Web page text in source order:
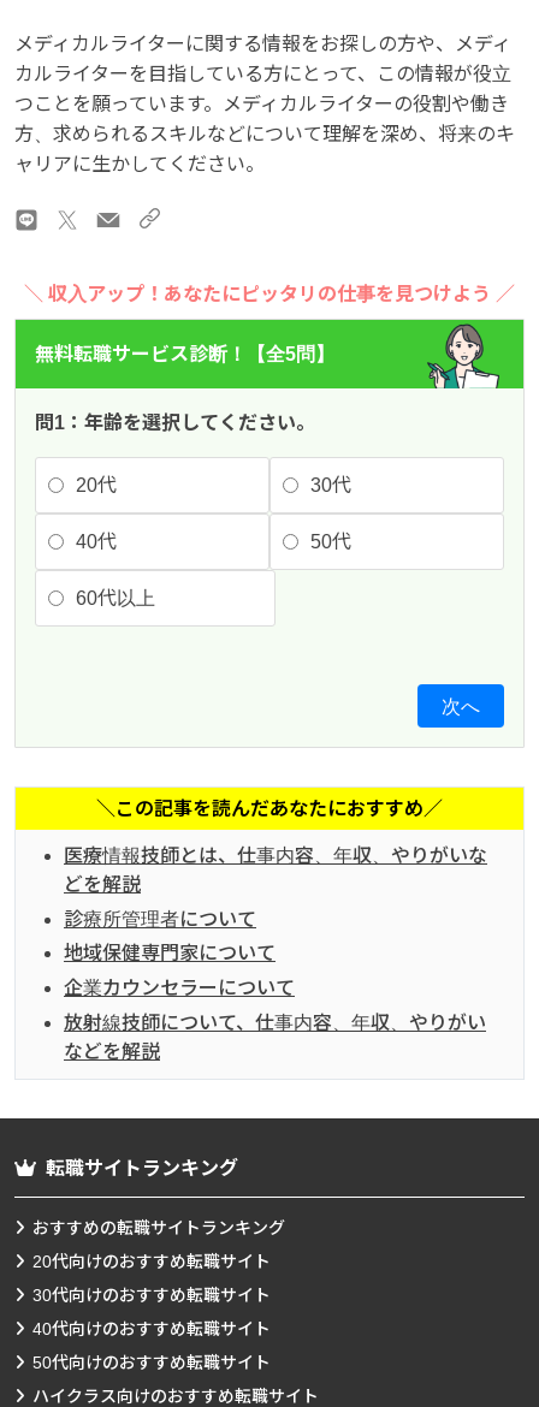
メディカルライターに関する情報をお探しの方や、メディ
カルライターを目指している方にとって、この情報が役立
つことを願っています。メディカルライターの役割や働き
方、求められるスキルなどについて理解を深め、将来のキ
ャリアに生かしてください。
＼ 収入アップ！あなたにピッタリの仕事を見つけよう ／
無料転職サービス診断！【全5問】
問1：年齢を選択してください。
20代 30代
40代 50代
60代以上
次へ
＼この記事を読んだあなたにおすすめ／
医療情報技師とは、仕事内容、年収、やりがいな
どを解説
診療所管理者について
地域保健専門家について
企業カウンセラーについて
放射線技師について、仕事内容、年収、やりがい
などを解説
転職サイトランキング
おすすめの転職サイトランキング
20代向けのおすすめ転職サイト
30代向けのおすすめ転職サイト
40代向けのおすすめ転職サイト
50代向けのおすすめ転職サイト
ハイクラス向けのおすすめ転職サイト